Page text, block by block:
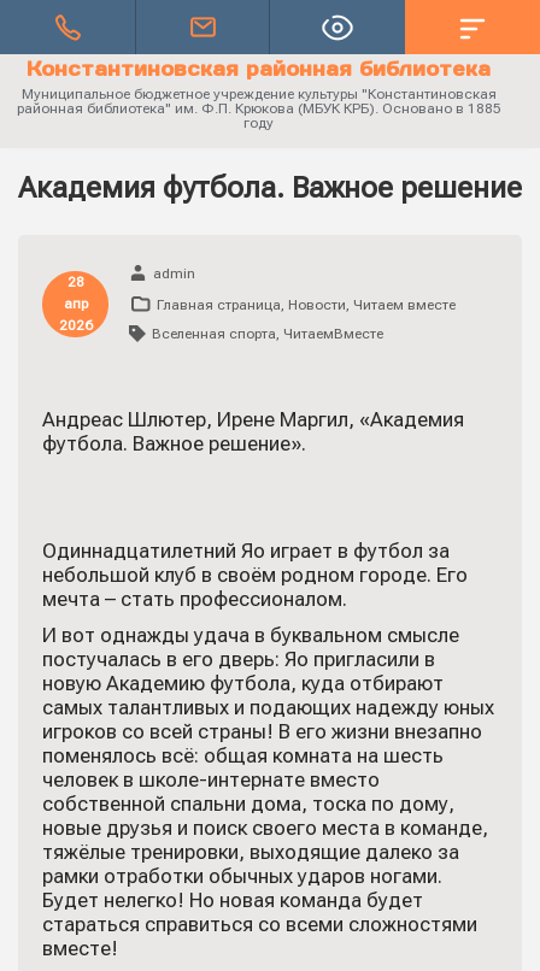
Константиновская районная библиотека
Муниципальное бюджетное учреждение культуры "Константиновская
районная библиотека" им. Ф.П. Крюкова (МБУК КРБ). Основано в 1885
году
Академия футбола. Важное решение
28
апр
2026
admin
Главная страница, Новости, Читаем вместе
Вселенная спорта, ЧитаемВместе
Андреас Шлютер, Ирене Маргил, «Академия
футбола. Важное решение».
Одиннадцатилетний Яо играет в футбол за
небольшой клуб в своём родном городе. Его
мечта – стать профессионалом.
И вот однажды удача в буквальном смысле
постучалась в его дверь: Яо пригласили в
новую Академию футбола, куда отбирают
самых талантливых и подающих надежду юных
игроков со всей страны! В его жизни внезапно
поменялось всё: общая комната на шесть
человек в школе-интернате вместо
собственной спальни дома, тоска по дому,
новые друзья и поиск своего места в команде,
тяжёлые тренировки, выходящие далеко за
рамки отработки обычных ударов ногами.
Будет нелегко! Но новая команда будет
стараться справиться со всеми сложностями
вместе!